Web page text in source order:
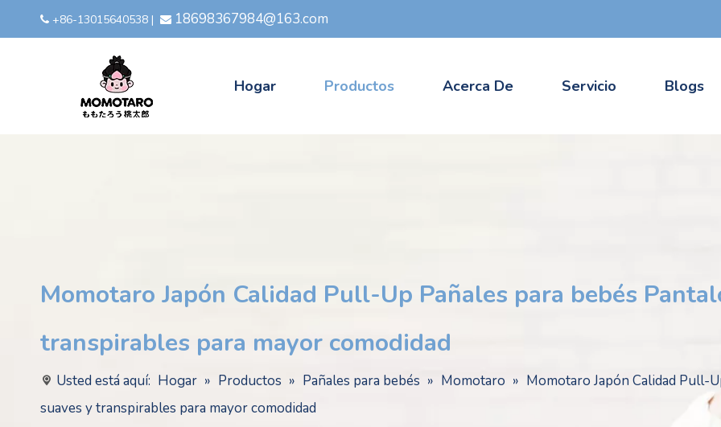
 +86-13015640538 |  18698367984@163.com
Hogar Productos Acerca De Servicio Blogs
Momotaro Japón Calidad Pull-Up Pañales para bebés
transpirables para mayor comodidad
Usted está aquí: Hogar » Productos » Pañales para bebés » Momotaro » Momotaro Japón Calidad Pull-
suaves y transpirables para mayor comodidad